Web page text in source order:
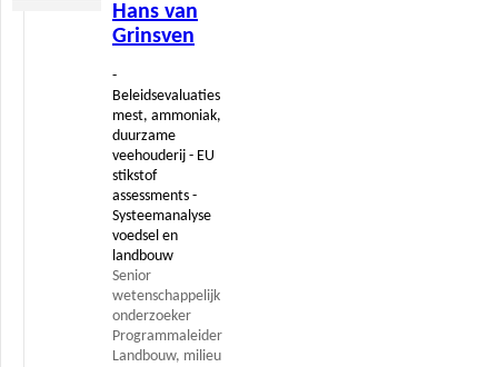
Hans van
Grinsven
-
Beleidsevaluaties
mest, ammoniak,
duurzame
veehouderij - EU
stikstof
assessments -
Systeemanalyse
voedsel en
landbouw
Senior
wetenschappelijk
onderzoeker
Programmaleider
Landbouw, milieu